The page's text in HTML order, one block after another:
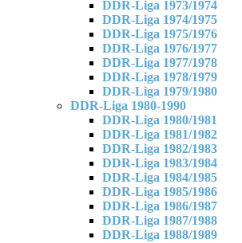
DDR-Liga 1973/1974
DDR-Liga 1974/1975
DDR-Liga 1975/1976
DDR-Liga 1976/1977
DDR-Liga 1977/1978
DDR-Liga 1978/1979
DDR-Liga 1979/1980
DDR-Liga 1980-1990
DDR-Liga 1980/1981
DDR-Liga 1981/1982
DDR-Liga 1982/1983
DDR-Liga 1983/1984
DDR-Liga 1984/1985
DDR-Liga 1985/1986
DDR-Liga 1986/1987
DDR-Liga 1987/1988
DDR-Liga 1988/1989